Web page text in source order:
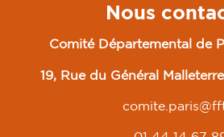
Nous
Comité Départemental de
19, Rue du Général